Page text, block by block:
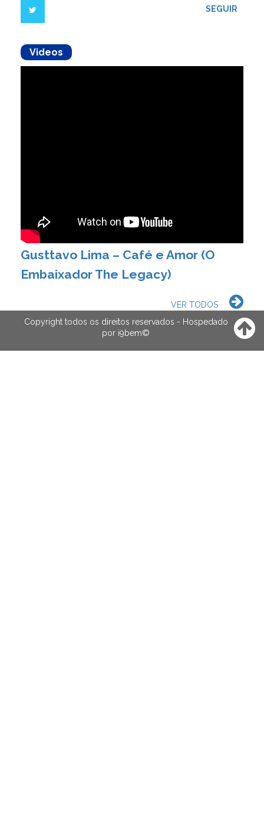
SEGUIR
Videos
Gusttavo Lima – Café e Amor (O
Embaixador The Legacy)
VER TODOS
Copyright todos os direitos reservados - Hospedado
por i9bem©